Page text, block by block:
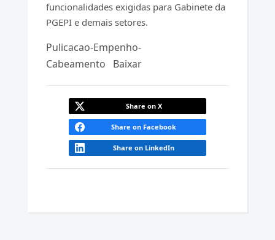
funcionalidades exigidas para Gabinete da
PGEPI e demais setores.
Pulicacao-Empenho-
Cabeamento
Baixar
Share on X
Share on Facebook
Share on LinkedIn